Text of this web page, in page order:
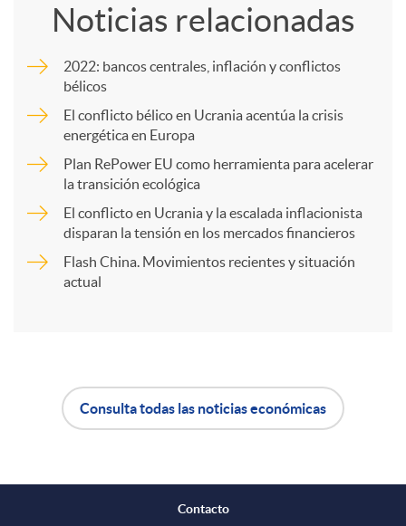
n
d
p
a
r
t
Noticias relacionadas
2022: bancos centrales, inflación y conflictos
bélicos
El conflicto bélico en Ucrania acentúa la crisis
energética en Europa
Plan RePower EU como herramienta para acelerar
la transición ecológica
El conflicto en Ucrania y la escalada inflacionista
disparan la tensión en los mercados financieros
Flash China. Movimientos recientes y situación
actual
p
o
Consulta todas las noticias económicas
Contacto